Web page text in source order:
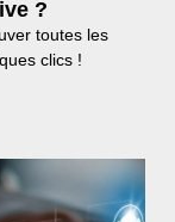
?
toutes les
clics !